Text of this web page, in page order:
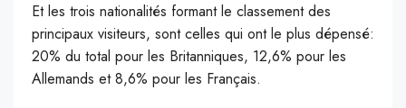
Et les trois nationalités formant le classement des
principaux visiteurs, sont celles qui ont le plus dépensé:
20% du total pour les Britanniques, 12,6% pour les
Allemands et 8,6% pour les Français.